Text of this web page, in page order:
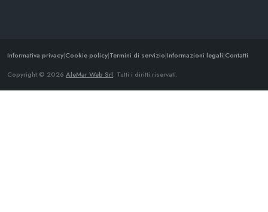
Informativa privacy|Cookie policy|Termini di servizio|Informazioni legali|Contatti
Copyright © 2026 AleMar Web Srl. Tutti i diritti riservati.